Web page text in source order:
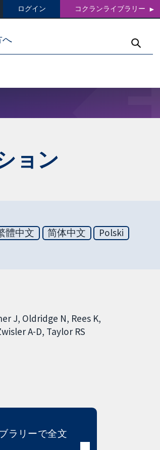
ログイン コクランライブラリー
へ
ョン
體中文 简体中文
Polski
J Oldridge N Rees K
A-D Taylor RS
ラリーで全文